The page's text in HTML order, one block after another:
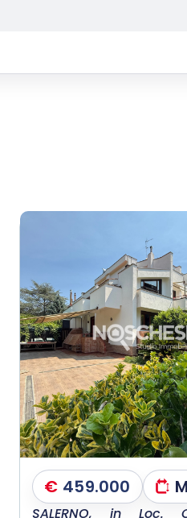
€ 459.000
SALERNO, in Loc.